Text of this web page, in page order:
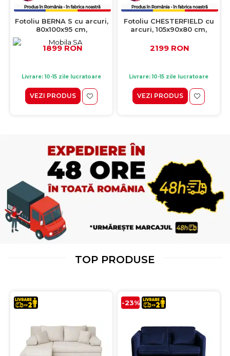
Fotoliu BERNA S cu arcuri,
80x100x95 cm,
1899 RON
Livrare: 10-15 zile lucratoare
VEZI PRODUS
Fotoliu CHESTERFIELD cu
arcuri, 105x90x80 cm,
2199 RON
Livrare: 10-15 zile lucratoare
VEZI PRODUS
TOP PRODUSE
-23%